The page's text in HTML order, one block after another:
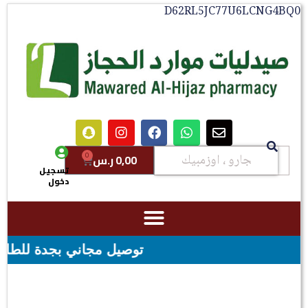
D62RL5JC77U6LCNG4BQ0
0,00ر.س 0
تسجيل
دخول
توصيل مجاني بجدة للطلبات فوق قيمه ال ١٠٠ ريال - شحن مجاني